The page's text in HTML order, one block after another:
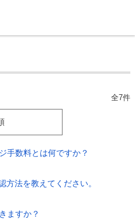
全7件
手数料とは何ですか？
方法を教えてください。
ますか？